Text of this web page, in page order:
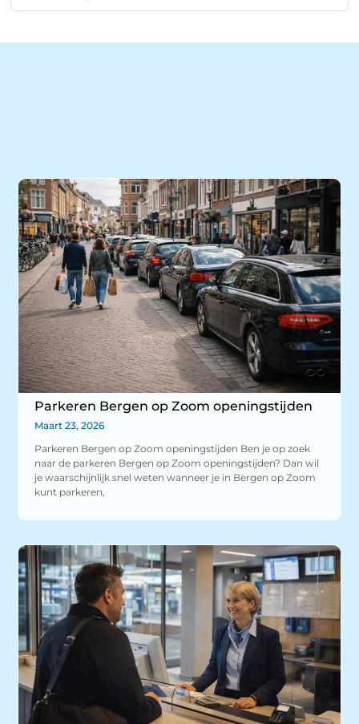
Parkeren Bergen op Zoom openingstijden
Maart 23, 2026
Parkeren Bergen op Zoom openingstijden Ben je op zoek
naar de parkeren Bergen op Zoom openingstijden? Dan wil
je waarschijnlijk snel weten wanneer je in Bergen op Zoom
kunt parkeren,